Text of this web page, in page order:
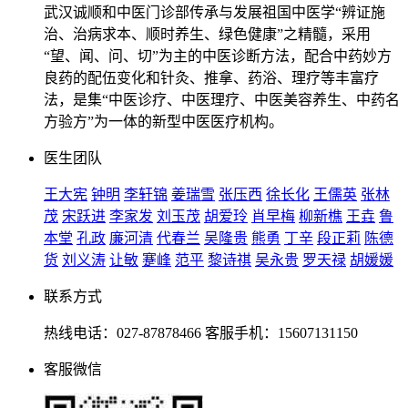
武汉诚顺和中医门诊部传承与发展祖国中医学“辨证施
治、治病求本、顺时养生、绿色健康”之精髓，采用
“望、闻、问、切”为主的中医诊断方法，配合中药妙方
良药的配伍变化和针灸、推拿、药浴、理疗等丰富疗
法，是集“中医诊疗、中医理疗、中医美容养生、中药名
方验方”为一体的新型中医医疗机构。
医生团队
王大宪 钟明 李轩锦 姜瑞雪 张压西 徐长化 王儒英 张林
茂 宋跃进 李家发 刘玉茂 胡爱玲 肖早梅 柳新樵 王垚 鲁
本堂 孔政 廉河清 代春兰 吴隆贵 熊勇 丁辛 段正莉 陈德
货 刘义涛 让敏 蹇峰 范平 黎诗祺 吴永贵 罗天禄 胡媛媛
联系方式
热线电话：027-87878466 客服手机：15607131150
客服微信